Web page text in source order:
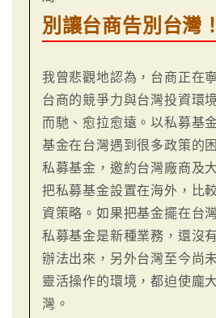
別讓台商告別台灣！
我曾悲觀地認為，台商正在
台商的競爭力與台灣投資環
而馳、愈拉愈遠。以私募基
基金在台灣遇到很多政策的
私募基金，邀約台灣廠商及
把私募基金設置在海外，比
資策略。如果把基金擺在台
私募基金是新種業務，還沒
辦法出來，另外台灣至今尚
靈活操作的環境，都迫使龐
灣。